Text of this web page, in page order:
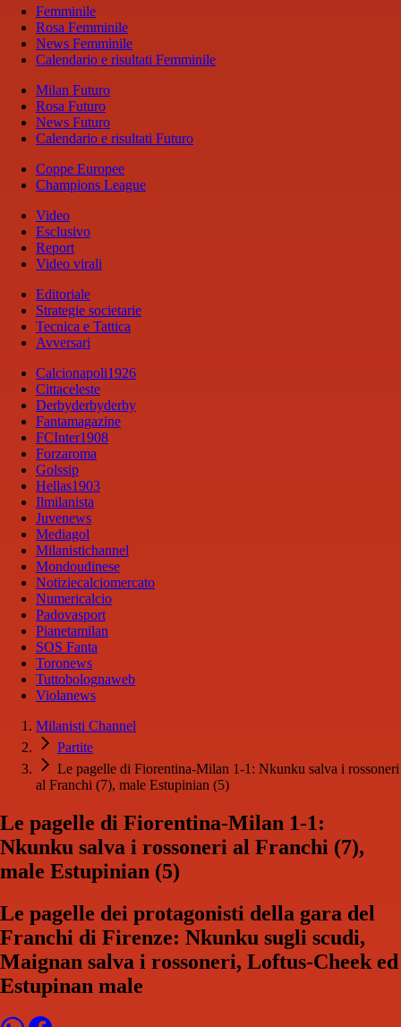
Femminile
Rosa Femminile
News Femminile
Calendario e risultati Femminile
Milan Futuro
Rosa Futuro
News Futuro
Calendario e risultati Futuro
Coppe Europee
Champions League
Video
Esclusivo
Report
Video virali
Editoriale
Strategie societarie
Tecnica e Tattica
Avversari
Calcionapoli1926
Cittaceleste
Derbyderbyderby
Fantamagazine
FCInter1908
Forzaroma
Golssip
Hellas1903
Ilmilanista
Juvenews
Mediagol
Milanistichannel
Mondoudinese
Notiziecalciomercato
Numericalcio
Padovasport
Pianetamilan
SOS Fanta
Toronews
Tuttobolognaweb
Violanews
Milanisti Channel
Partite
Le pagelle di Fiorentina-Milan 1-1: Nkunku salva i rossoneri
al Franchi (7), male Estupinian (5)
Le pagelle di Fiorentina-Milan 1-1:
Nkunku salva i rossoneri al Franchi (7),
male Estupinian (5)
Le pagelle dei protagonisti della gara del
Franchi di Firenze: Nkunku sugli scudi,
Maignan salva i rossoneri, Loftus-Cheek ed
Estupinan male